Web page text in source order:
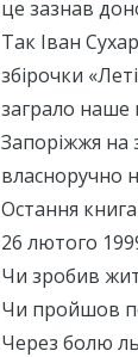
це зазнав
Так Іван
збірочки
заграло наше
Запоріжжя на
власноручно
Остання
26 лютого
Чи зробив
Чи пройшов
Через болю